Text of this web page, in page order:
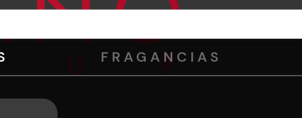
FRAGANCIAS